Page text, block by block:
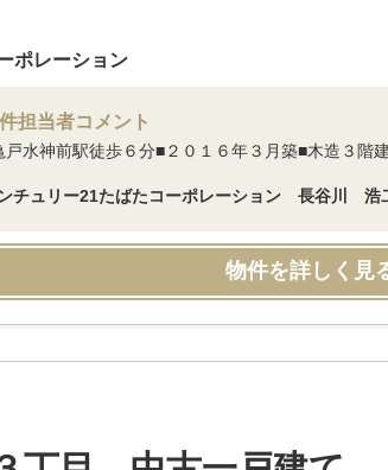
ポレーション
担当者コメント
戸水神前駅徒歩６分■２０１６年３月築■木造３階
チュリー21たばたコーポレーション 長谷川 浩
物件を詳しく見